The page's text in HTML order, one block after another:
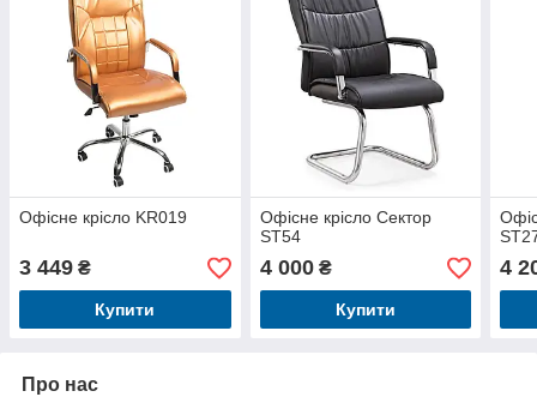
Офісне крісло KR019
3 449 ₴
Купити
Офісне крісло Сектор
ST54
4 000₴
Купити
4
Про нас